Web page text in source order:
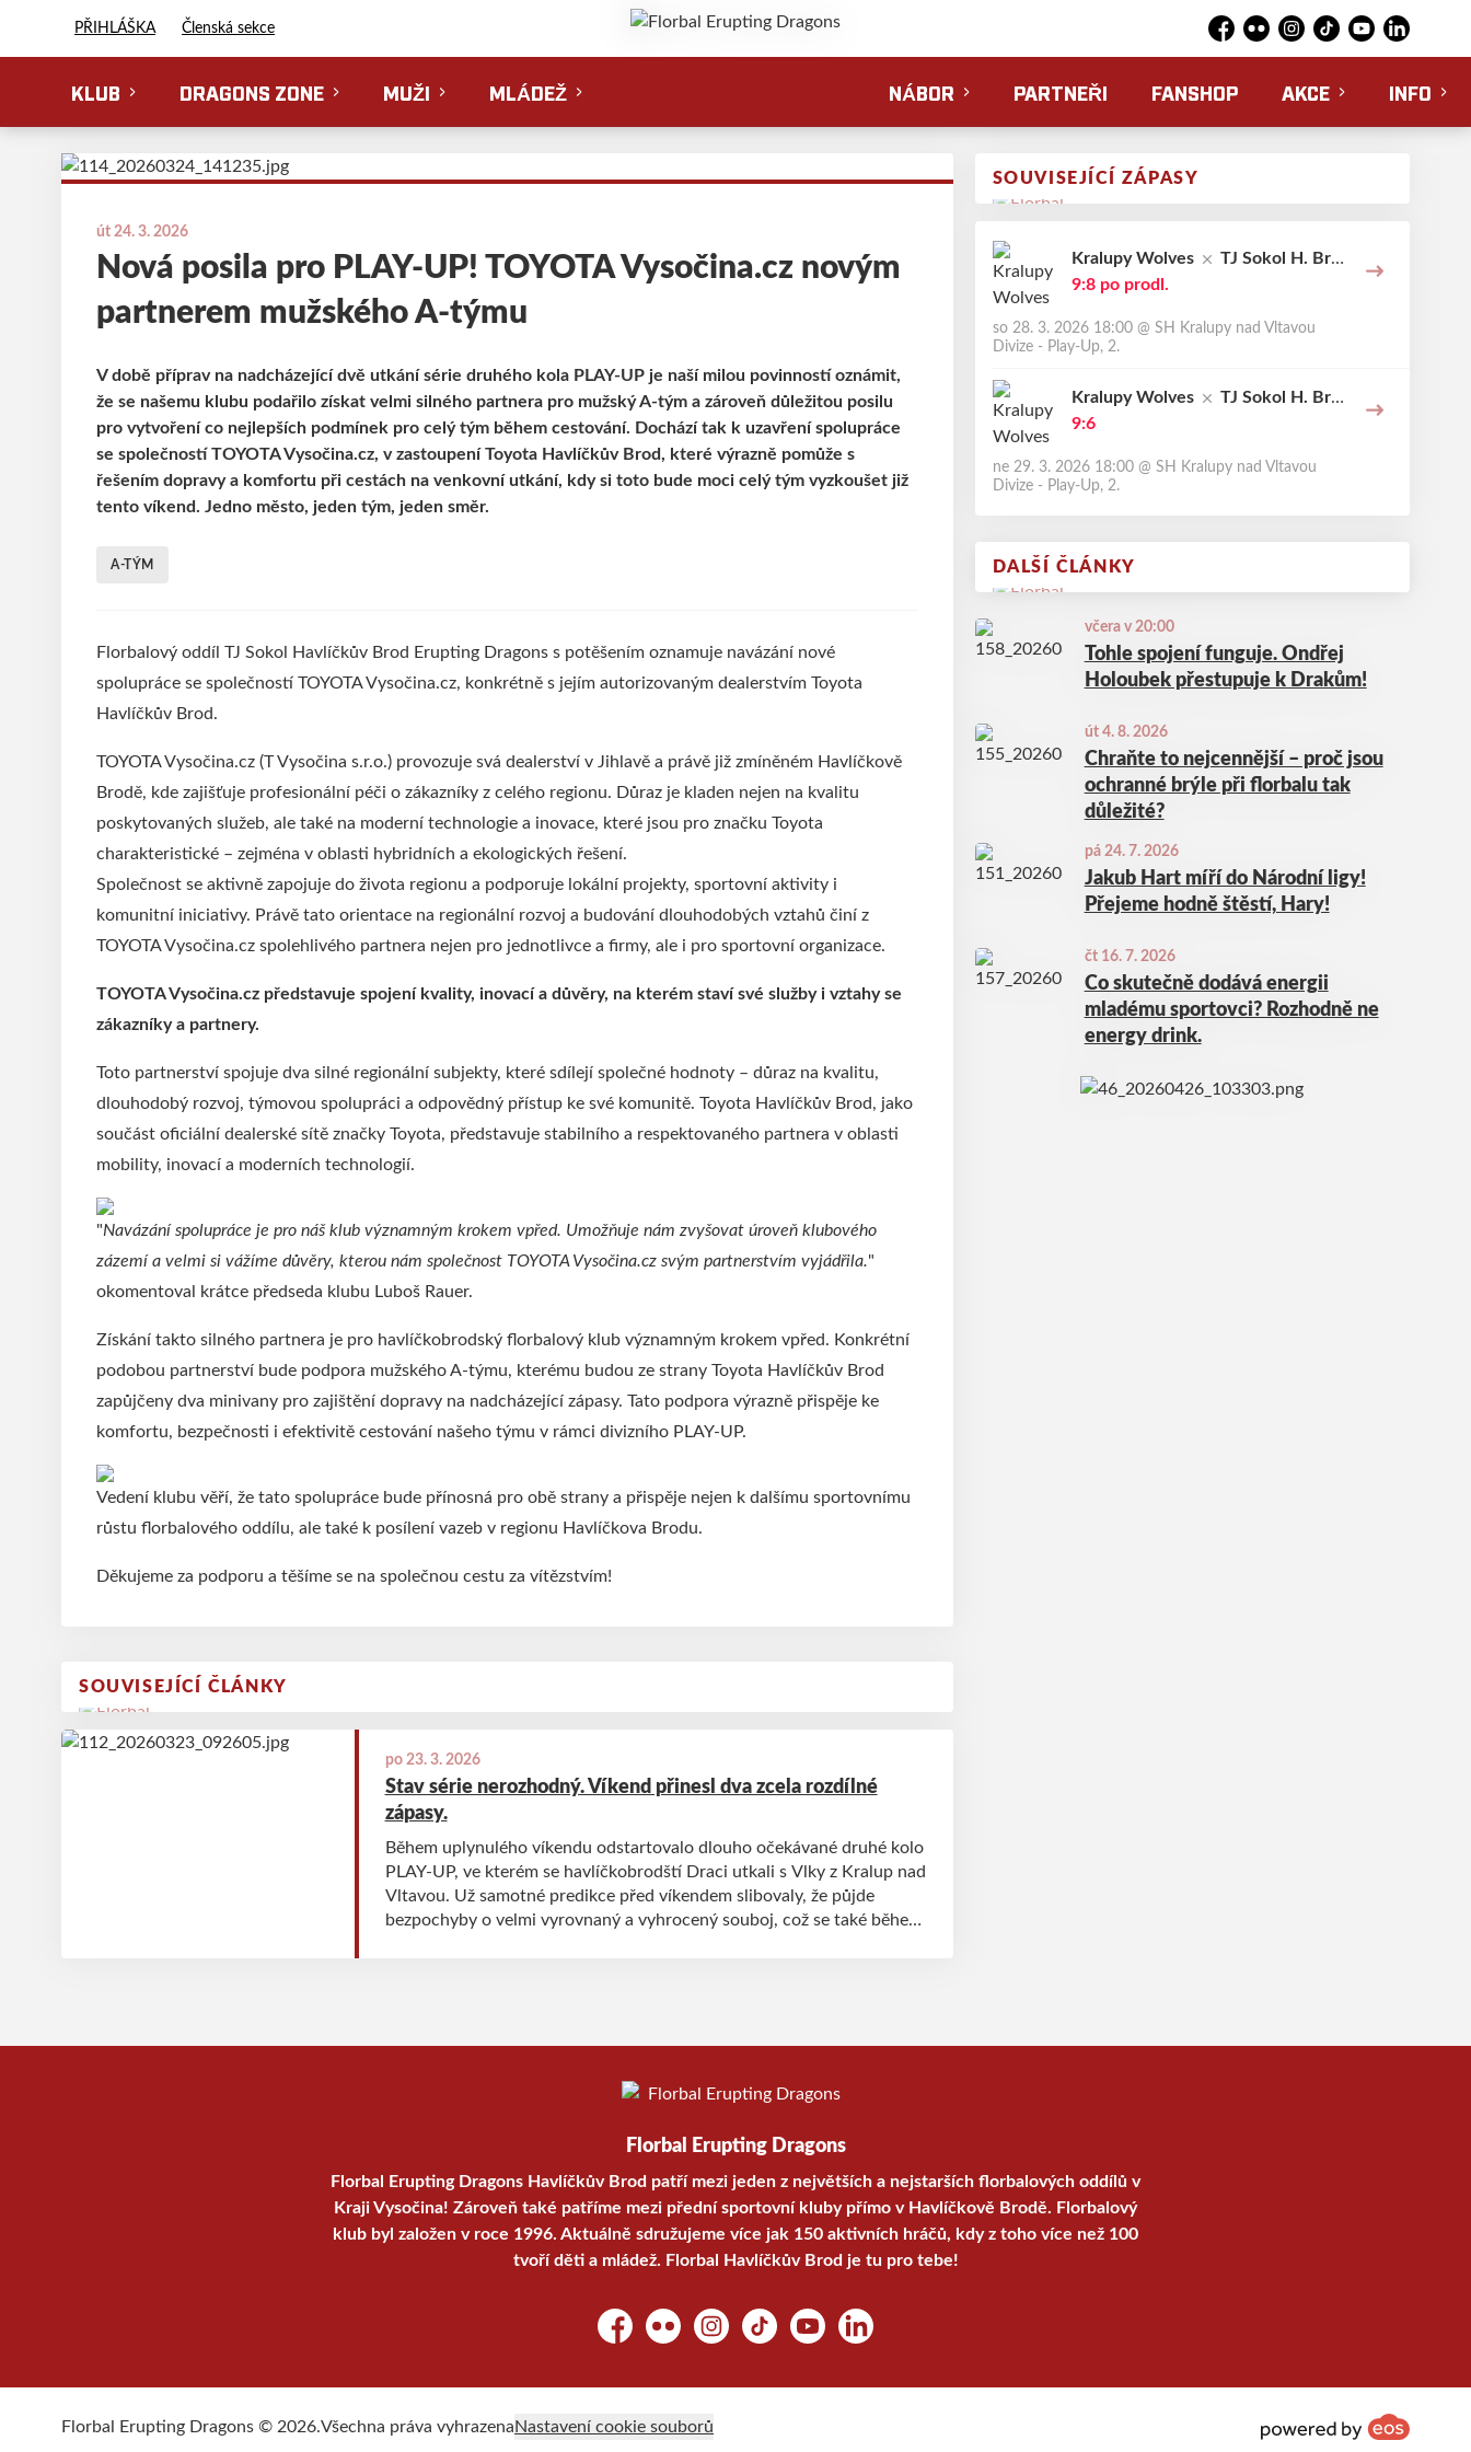
PŘIHLÁŠKA Členská sekce
Facebook
Flickr Instagram
TikTokYouTubeLinkedIn
KLUB DRAGONS ZONE MUŽI MLÁDEŽ NÁBOR PARTNEŘI FANSHOP AKCE INFO
SOUVISEJÍCÍ ZÁPASY
Kralupy Wolves
TJ Sokol H. Bro
d Erupting Dragons
9:8po prodl.
so 28. 3. 2026 18:00@ SH Kralupy nad Vltavou
Divize - Play-Up, 2.
Kralupy Wolves
TJ Sokol H. Bro
d Erupting Dragons
9:6
ne 29. 3. 2026 18:00@ SH Kralupy nad Vltavou
Divize - Play-Up, 2.
DALŠÍ ČLÁNKY
včera v 20:00
Tohle spojení funguje. Ondřej
Holoubek přestupuje k Drakům!
út 4. 8. 2026
Chraňte to nejcennější – proč jsou
ochranné brýle při florbalu tak
důležité?
pá 24. 7. 2026
Jakub Hart míří do Národní ligy!
Přejeme hodně štěstí, Hary!
čt 16. 7. 2026
Co skutečně dodává energii
mladému sportovci? Rozhodně ne
energy drink.
út 24. 3. 2026
Nová posila pro PLAY-UP! TOYOTA Vysočina.cz novým
partnerem mužského A-týmu
V době příprav na nadcházející dvě utkání série druhého kola PLAY-UP je naší milou povinností oznámit,
že se našemu klubu podařilo získat velmi silného partnera pro mužský A-tým a zároveň důležitou posilu
pro vytvoření co nejlepších podmínek pro celý tým během cestování. Dochází tak k uzavření spolupráce
se společností TOYOTA Vysočina.cz, v zastoupení Toyota Havlíčkův Brod, které výrazně pomůže s
řešením dopravy a komfortu při cestách na venkovní utkání, kdy si toto bude moci celý tým vyzkoušet již
tento víkend. Jedno město, jeden tým, jeden směr.
A-TÝM
Florbalový oddíl TJ Sokol Havlíčkův Brod Erupting Dragons s potěšením oznamuje navázání nové
spolupráce se společností TOYOTA Vysočina.cz, konkrétně s jejím autorizovaným dealerstvím Toyota
Havlíčkův Brod.
TOYOTA Vysočina.cz (T Vysočina s.r.o.) provozuje svá dealerství v Jihlavě a právě již zmíněném Havlíčkově
Brodě, kde zajišťuje profesionální péči o zákazníky z celého regionu. Důraz je kladen nejen na kvalitu
poskytovaných služeb, ale také na moderní technologie a inovace, které jsou pro značku Toyota
charakteristické – zejména v oblasti hybridních a ekologických řešení.
Společnost se aktivně zapojuje do života regionu a podporuje lokální projekty, sportovní aktivity i
komunitní iniciativy. Právě tato orientace na regionální rozvoj a budování dlouhodobých vztahů činí z
TOYOTA Vysočina.cz spolehlivého partnera nejen pro jednotlivce a firmy, ale i pro sportovní organizace.
TOYOTA Vysočina.cz představuje spojení kvality, inovací a důvěry, na kterém staví své služby i vztahy se
zákazníky a partnery.
Toto partnerství spojuje dva silné regionální subjekty, které sdílejí společné hodnoty – důraz na kvalitu,
dlouhodobý rozvoj, týmovou spolupráci a odpovědný přístup ke své komunitě. Toyota Havlíčkův Brod, jako
součást oficiální dealerské sítě značky Toyota, představuje stabilního a respektovaného partnera v oblasti
mobility, inovací a moderních technologií.
"Navázání spolupráce je pro náš klub významným krokem vpřed. Umožňuje nám zvyšovat úroveň klubového
zázemí a velmi si vážíme důvěry, kterou nám společnost TOYOTA Vysočina.cz svým partnerstvím vyjádřila."
okomentoval krátce předseda klubu Luboš Rauer.
Získání takto silného partnera je pro havlíčkobrodský florbalový klub významným krokem vpřed. Konkrétní
podobou partnerství bude podpora mužského A-týmu, kterému budou ze strany Toyota Havlíčkův Brod
zapůjčeny dva minivany pro zajištění dopravy na nadcházející zápasy. Tato podpora výrazně přispěje ke
komfortu, bezpečnosti i efektivitě cestování našeho týmu v rámci divizního PLAY-UP.
Vedení klubu věří, že tato spolupráce bude přínosná pro obě strany a přispěje nejen k dalšímu sportovnímu
růstu florbalového oddílu, ale také k posílení vazeb v regionu Havlíčkova Brodu.
Děkujeme za podporu a těšíme se na společnou cestu za vítězstvím!
SOUVISEJÍCÍ ČLÁNKY
po 23. 3. 2026
Stav série nerozhodný. Víkend přinesl dva zcela rozdílné
zápasy.
Během uplynulého víkendu odstartovalo dlouho očekávané druhé kolo
PLAY-UP, ve kterém se havlíčkobrodští Draci utkali s Vlky z Kralup nad
Vltavou. Už samotné predikce před víkendem slibovaly, že půjde
bezpochyby o velmi vyrovnaný a vyhrocený souboj, což se také během
Florbal Erupting Dragons
Florbal Erupting Dragons Havlíčkův Brod patří mezi jeden z největších a nejstarších florbalových oddílů v
Kraji Vysočina! Zároveň také patříme mezi přední sportovní kluby přímo v Havlíčkově Brodě. Florbalový
klub byl založen v roce 1996. Aktuálně sdružujeme více jak 150 aktivních hráčů, kdy z toho více než 100
tvoří děti a mládež. Florbal Havlíčkův Brod je tu pro tebe!
FacebookFlickr Instagram
TikTok YouTubeLinkedIn
Florbal Erupting Dragons © 2026.Všechna práva vyhrazenaNastavení cookie souborů